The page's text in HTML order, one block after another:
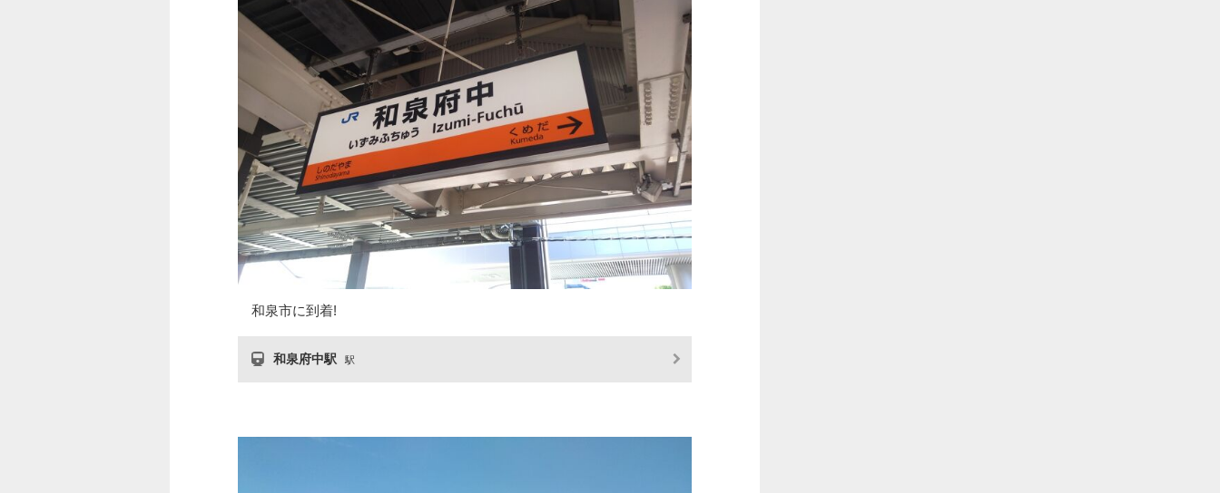
和泉市に到着!
和泉府中駅 駅